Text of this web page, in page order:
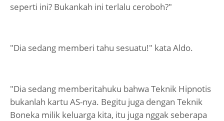
seperti ini? Bukankah ini terlalu ceroboh?"
"Dia sedang memberi tahu sesuatu!" kata Aldo.
"Dia sedang memberitahuku bahwa Teknik Hipnotis
bukanlah kartu AS-nya. Begitu juga dengan Teknik
Boneka milik keluarga kita, itu juga nggak seberapa